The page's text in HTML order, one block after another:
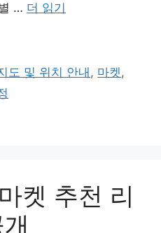
… 더 읽기
도 및 위치 안내 , 마켓,
켓 추천 리